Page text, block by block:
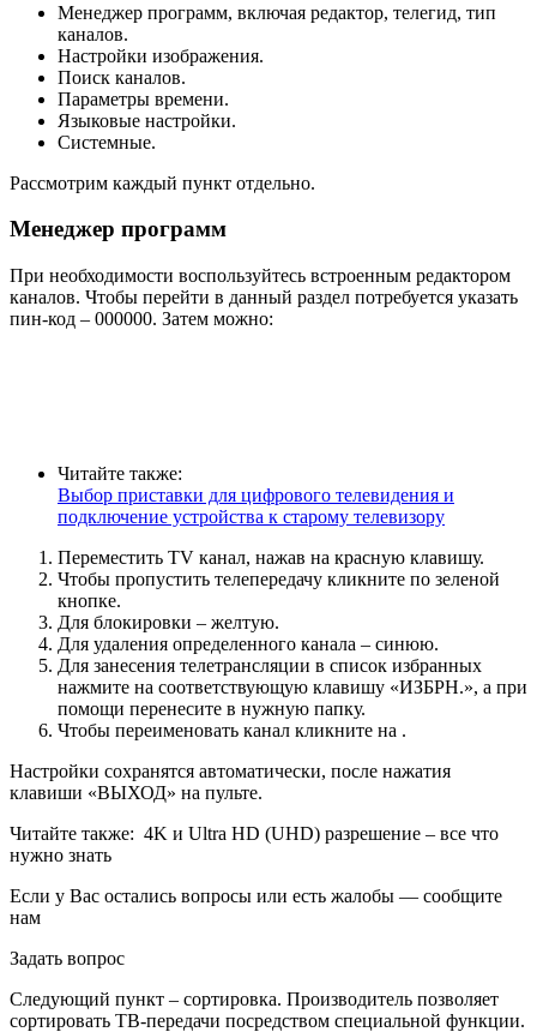
Менеджер программ, включая редактор, телегид, тип
каналов.
Настройки изображения.
Поиск каналов.
Параметры времени.
Языковые настройки.
Системные.
Рассмотрим каждый пункт отдельно.
Менеджер программ
При необходимости воспользуйтесь встроенным редактором
каналов. Чтобы перейти в данный раздел потребуется указать
пин-код – 000000. Затем можно:
Читайте также:
Выбор приставки для цифрового телевидения и
подключение устройства к старому телевизору
Переместить TV канал, нажав на красную клавишу.
Чтобы пропустить телепередачу кликните по зеленой
кнопке.
Для блокировки – желтую.
Для удаления определенного канала – синюю.
Для занесения телетрансляции в список избранных
нажмите на соответствующую клавишу «ИЗБРН.», а при
помощи перенесите в нужную папку.
Чтобы переименовать канал кликните на .
Настройки сохранятся автоматически, после нажатия
клавиши «ВЫХОД» на пульте.
Читайте также: 4K и Ultra HD (UHD) разрешение – все что
нужно знать
Если у Вас остались вопросы или есть жалобы — сообщите
нам
Задать вопрос
Следующий пункт – сортировка. Производитель позволяет
сортировать ТВ-передачи посредством специальной функции.